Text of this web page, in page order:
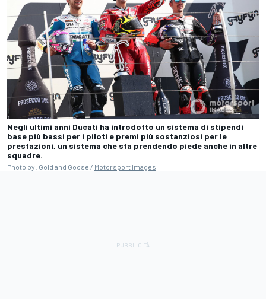
Negli ultimi anni Ducati ha introdotto un sistema di stipendi
base più bassi per i piloti e premi più sostanziosi per le
prestazioni, un sistema che sta prendendo piede anche in altre
squadre.
Photo by: Gold and Goose / Motorsport Images